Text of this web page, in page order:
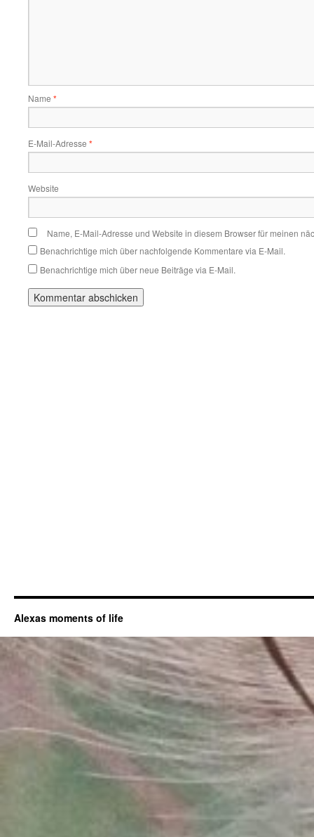
Name *
E-Mail-Adresse *
Website
Name, E-Mail-Adresse und Website in diesem Browser für meinen
Benachrichtige mich über nachfolgende Kommentare via E-Mail.
Benachrichtige mich über neue Beiträge via E-Mail.
Alexas moments of life